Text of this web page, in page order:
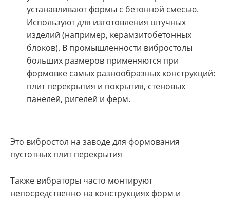
устанавливают формы с бетонной смесью.
Используют для изготовления штучных
изделий (например, керамзитобетонных
блоков). В промышленности вибростолы
больших размеров применяются при
формовке самых разнообразных конструкций:
плит перекрытия и покрытия, стеновых
панелей, ригелей и ферм.
Это вибростол на заводе для формования
пустотных плит перекрытия
Также вибраторы часто монтируют
непосредственно на конструкциях форм и